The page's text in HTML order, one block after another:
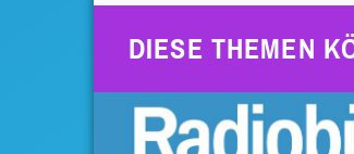
DIESE THEMEN